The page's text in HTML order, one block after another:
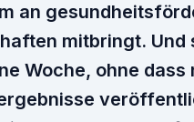
an
mitbringt. Und
Woche, ohne dass